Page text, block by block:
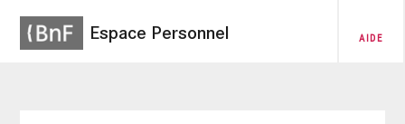
Espace Personnel AIDE